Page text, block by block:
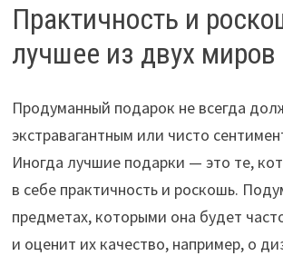
Практичность и
лучшее из двух миров
Продуманный подарок не всегда
экстравагантным или чисто
Иногда лучшие подарки — это те,
в себе практичность и роскошь.
предметах, которыми она будет
и оценит их качество, например, о